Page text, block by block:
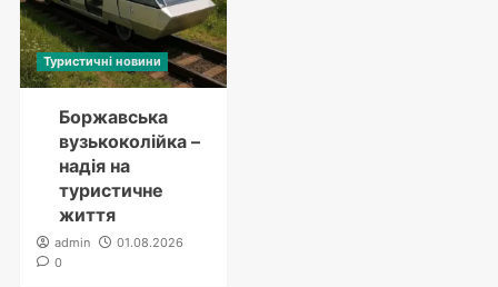
Туристичні новини
Боржавська
вузькоколійка –
надія на
туристичне
життя
admin
01.08.2026
0